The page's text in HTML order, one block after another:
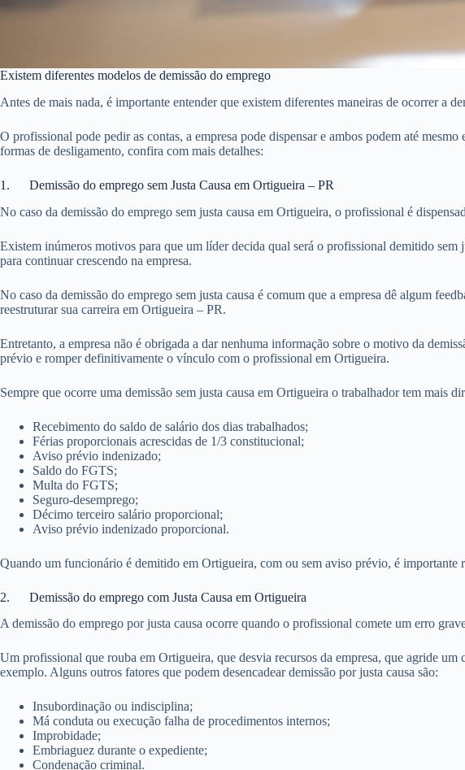
Existem diferentes modelos de demissão do emprego
Antes de mais nada, é importante entender que existem diferentes maneiras de ocorrer a
O profissional pode pedir as contas, a empresa pode dispensar e ambos podem até
formas de desligamento, confira com mais detalhes:
1. Demissão do emprego sem Justa Causa em Ortigueira – PR
No caso da demissão do emprego sem justa causa em Ortigueira, o profissional é
Existem inúmeros motivos para que um líder decida qual será o profissional demitido
para continuar crescendo na empresa.
No caso da demissão do emprego sem justa causa é comum que a empresa dê algum
reestruturar sua carreira em Ortigueira – PR.
Entretanto, a empresa não é obrigada a dar nenhuma informação sobre o motivo da
prévio e romper definitivamente o vínculo com o profissional em Ortigueira.
Sempre que ocorre uma demissão sem justa causa em Ortigueira o trabalhador tem mais
Recebimento do saldo de salário dos dias trabalhados;
Férias proporcionais acrescidas de 1/3 constitucional;
Aviso prévio indenizado;
Saldo do FGTS;
Multa do FGTS;
Seguro-desemprego;
Décimo terceiro salário proporcional;
Aviso prévio indenizado proporcional.
Quando um funcionário é demitido em Ortigueira, com ou sem aviso prévio, é importante
2. Demissão do emprego com Justa Causa em Ortigueira
A demissão do emprego por justa causa ocorre quando o profissional comete um erro
Um profissional que rouba em Ortigueira, que desvia recursos da empresa, que agride
exemplo. Alguns outros fatores que podem desencadear demissão por justa causa são:
Insubordinação ou indisciplina;
Má conduta ou execução falha de procedimentos internos;
Improbidade;
Embriaguez durante o expediente;
Condenação criminal.